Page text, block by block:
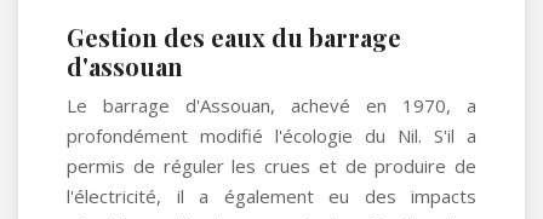
Gestion des eaux du barrage
d'assouan
Le barrage d'Assouan, achevé en 1970, a
profondément modifié l'écologie du Nil. S'il a
permis de réguler les crues et de produire de
l'électricité, il a également eu des impacts